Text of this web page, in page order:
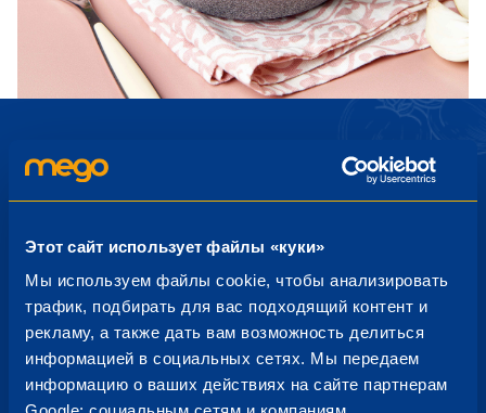
Этот сайт использует файлы «куки»
Мы используем файлы cookie, чтобы анализировать
трафик, подбирать для вас подходящий контент и
рекламу, а также дать вам возможность делиться
информацией в социальных сетях. Мы передаем
информацию о ваших действиях на сайте партнерам
Mego
Акции, распродажи, новые продукты — узнавайте об
этом первым!